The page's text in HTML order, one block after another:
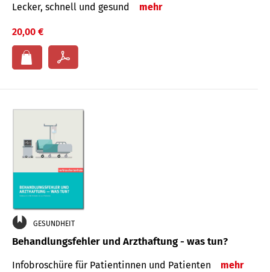
Lecker, schnell und gesund mehr
20,00 €
GESUNDHEIT
Behandlungsfehler und Arzthaftung - was tun?
Infobroschüre für Patientinnen und Patienten mehr